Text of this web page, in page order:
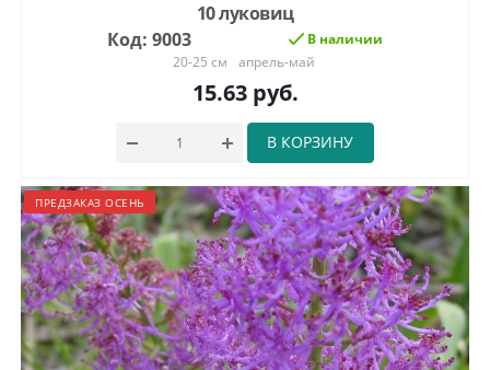
10 луковиц
Код: 9003
В наличии
20-25 см
апрель-май
15.63руб.
В КОРЗИНУ
ПРЕДЗАКАЗ ОСЕНЬ